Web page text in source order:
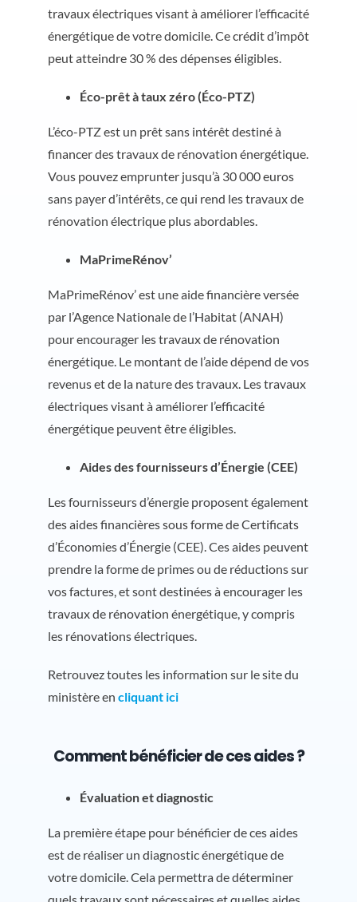
travaux électriques visant à améliorer l’efficacité
énergétique de votre domicile. Ce crédit d’impôt
peut atteindre 30 % des dépenses éligibles.
Éco-prêt à taux zéro (Éco-PTZ)
L’éco-PTZ est un prêt sans intérêt destiné à
financer des travaux de rénovation énergétique.
Vous pouvez emprunter jusqu’à 30 000 euros
sans payer d’intérêts, ce qui rend les travaux de
rénovation électrique plus abordables.
MaPrimeRénov’
MaPrimeRénov’ est une aide financière versée
par l’Agence Nationale de l’Habitat (ANAH)
pour encourager les travaux de rénovation
énergétique. Le montant de l’aide dépend de vos
revenus et de la nature des travaux. Les travaux
électriques visant à améliorer l’efficacité
énergétique peuvent être éligibles.
Aides des fournisseurs d’Énergie (CEE)
Les fournisseurs d’énergie proposent également
des aides financières sous forme de Certificats
d’Économies d’Énergie (CEE). Ces aides peuvent
prendre la forme de primes ou de réductions sur
vos factures, et sont destinées à encourager les
travaux de rénovation énergétique, y compris
les rénovations électriques.
Retrouvez toutes les information sur le site du
ministère en cliquant ici
Comment bénéficier de ces aides ?
Évaluation et diagnostic
La première étape pour bénéficier de ces aides
est de réaliser un diagnostic énergétique de
votre domicile. Cela permettra de déterminer
quels travaux sont nécessaires et quelles aides